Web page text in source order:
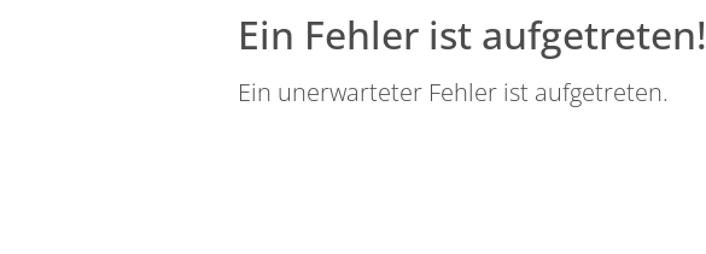
Ein Fehler ist aufgetreten!
Ein unerwarteter Fehler ist aufgetreten.